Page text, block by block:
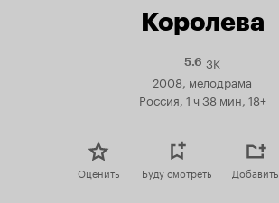
Королева
5.6Рейтинг
3K
2008, мелодрама
Россия, 1 ч 38 мин, 18+
Оценить Буду смотреть Добавить